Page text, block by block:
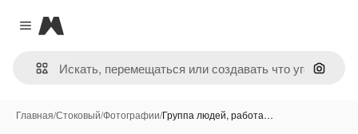
Close menu
Magnific
Поиск
Главная/Стоковый/Фотографии/Группа людей, работа…